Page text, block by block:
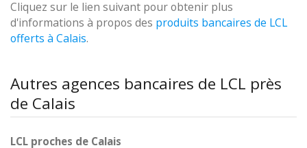
Cliquez sur le lien suivant pour obtenir plus
d'informations à propos des produits bancaires de LCL
offerts à Calais.
Autres agences bancaires de LCL près
de Calais
LCL proches de Calais